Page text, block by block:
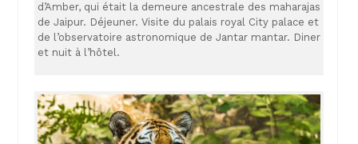
d’Amber, qui était la demeure ancestrale des maharajas
de Jaipur. Déjeuner. Visite du palais royal City palace et
de l’observatoire astronomique de Jantar mantar. Diner
et nuit à l’hôtel.